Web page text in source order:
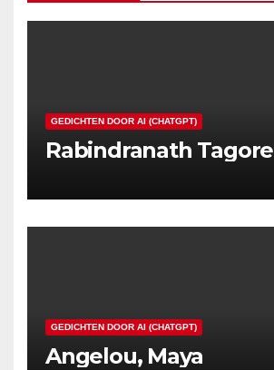
GEDICHTEN DOOR AI (CHATGPT)
Rabindranath Tagore
GEDICHTEN DOOR AI (CHATGPT)
Angelou, Maya